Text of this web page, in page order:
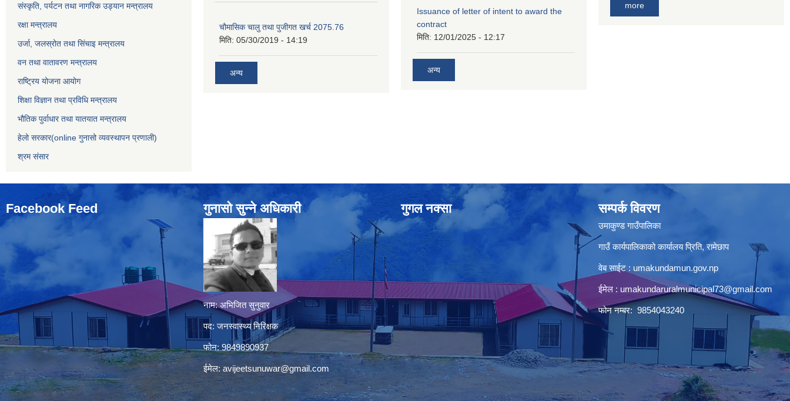
संस्कृति, पर्यटन तथा नागरिक उड्‍यान मन्त्रालय
रक्षा मन्त्रालय
उर्जा, जलस्रोत तथा सिंचाइ मन्त्रालय
वन तथा वातावरण मन्त्रालय
राष्ट्रिय योजना आयोग
शिक्षा विज्ञान तथा प्रविधि मन्त्रालय
भौतिक पुर्वाधार तथा यातयात मन्त्रालय
हेलो सरकार(online गुनासो व्यवस्थापन प्रणाली)
श्रम संसार
चाैमासिक चालु तथा पुजीगत खर्च 2075.76
मिति: 05/30/2019 - 14:19
अन्य
Issuance of letter of intent to award the
contract
मिति: 12/01/2025 - 12:17
अन्य
more
Facebook Feed गुनासो सुन्‍ने अधिकारी
नाम: अभिजित सुनुवार
पद: जनस्वास्थ्य निरिक्षक
फोन: 9849890937
ईमेल: avijeetsunuwar@gmail.com
गुगल नक्सा
premium bootstrap themes
सम्पर्क विवरण
उमाकुण्ड गाउँपालिका
गाउँ कार्यपालिकाको कार्यालय प्रिति, रामेछाप
वेब साईट : umakundamun.gov.np
ईमेल : umakundaruralmunicipal73@gmail.com
फोन नम्बर: 9854043240